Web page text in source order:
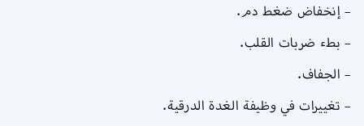
– إنخفاض ضغط دم.
– بطء ضربات القلب.
– الجفاف.
– تغييرات في وظيفة الغدة الدرقية.